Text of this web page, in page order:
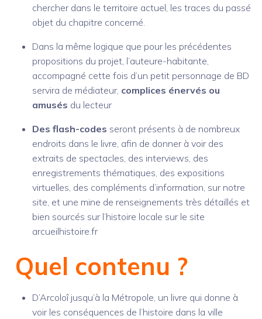
chercher dans le territoire actuel, les traces du passé
objet du chapitre concerné.
Dans la même logique que pour les précédentes
propositions du projet, l’auteure-habitante,
accompagné cette fois d’un petit personnage de BD
servira de médiateur, complices énervés ou
amusés du lecteur
Des flash-codes seront présents à de nombreux
endroits dans le livre, afin de donner à voir des
extraits de spectacles, des interviews, des
enregistrements thématiques, des expositions
virtuelles, des compléments d’information, sur notre
site, et une mine de renseignements très détaillés et
bien sourcés sur l’histoire locale sur le site
arcueilhistoire.fr
Quel contenu ?
D’Arcoloî jusqu’à la Métropole, un livre qui donne à
voir les conséquences de l’histoire dans la ville